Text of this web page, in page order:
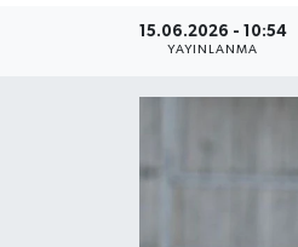
15.06.2026 - 10:54
YAYINLANMA
MAGAZİN
Tüm Manşetler
Son Dakika Haberleri